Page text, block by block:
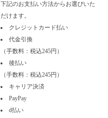
下記のお支払い方法からお選びいた
だけます。
クレジットカード払い
代金引換
（手数料：税込245円）
後払い
（手数料：税込245円）
キャリア決済
PayPay
d払い